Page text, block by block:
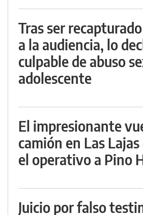
Tras ser
a la audiencia, lo
culpable de abuso
adolescente
El impresionante
camión en Las
el operativo a Pino
Juicio por falso